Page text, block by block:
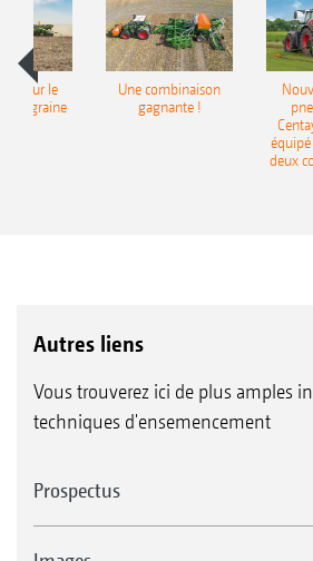
pour le
Une combinaison
gagnante !
deux
Autres liens
Vous trouverez ici de plus amples
techniques d'ensemencement
Prospectus